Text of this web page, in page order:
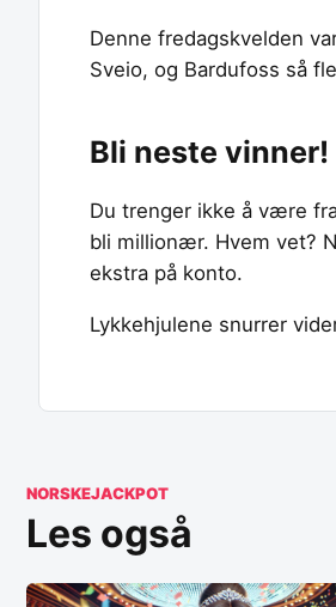
Denne fredagskvelden
Sveio, og Bardufoss så
Bli neste vinner!
Du trenger ikke å være
bli millionær. Hvem vet?
ekstra på konto.
Lykkehjulene snurrer
NORSKEJACKPOT
Les også